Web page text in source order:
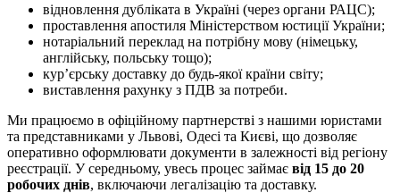
відновлення дубліката в Україні (через органи РАЦС);
проставлення апостиля Міністерством юстиції України;
нотаріальний переклад на потрібну мову (німецьку,
англійську, польську тощо);
кур’єрську доставку до будь-якої країни світу;
виставлення рахунку з ПДВ за потреби.
Ми працюємо в офіційному партнерстві з нашими юристами
та представниками у Львові, Одесі та Києві, що дозволяє
оперативно оформлювати документи в залежності від регіону
реєстрації. У середньому, увесь процес займає від 15 до 20
робочих днів, включаючи легалізацію та доставку.